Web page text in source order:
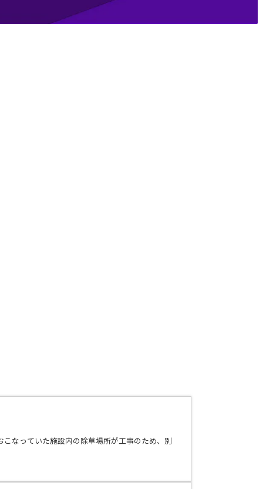
なっていた施設内の除草場所が工事のため、別